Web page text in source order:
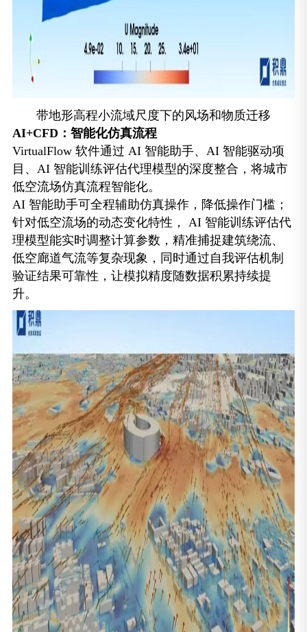
带地形高程小流域尺度下的风场和物质迁移
AI+CFD：智能化仿真流程
VirtualFlow 软件通过 AI 智能助手、AI 智能驱动项
目、AI 智能训练评估代理模型的深度整合，将城市
低空流场仿真流程智能化。
AI 智能助手可全程辅助仿真操作，降低操作门槛；
针对低空流场的动态变化特性， AI 智能训练评估代
理模型能实时调整计算参数，精准捕捉建筑绕流、
低空廊道气流等复杂现象，同时通过自我评估机制
验证结果可靠性，让模拟精度随数据积累持续提
升。